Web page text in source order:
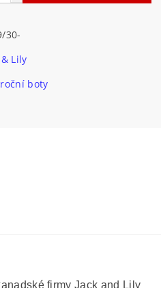
30-
& Lily
boty
firmy Jack and Lily